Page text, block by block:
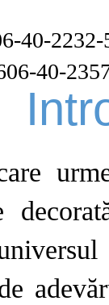
40-2232-
40-